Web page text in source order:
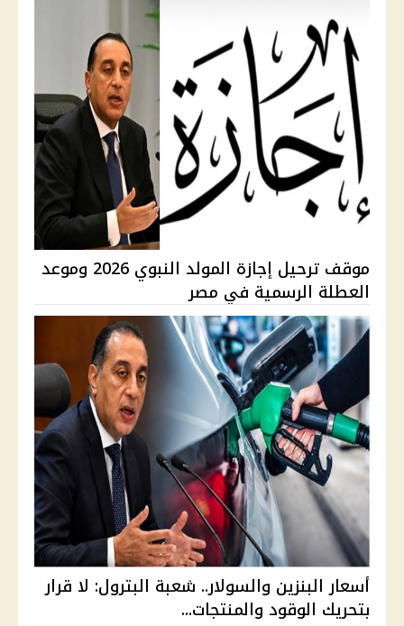
موقف ترحيل إجازة المولد النبوي 2026 وموعد
العطلة الرسمية في مصر
أسعار البنزين والسولار.. شعبة البترول: لا قرار
بتحريك الوقود والمنتجات...